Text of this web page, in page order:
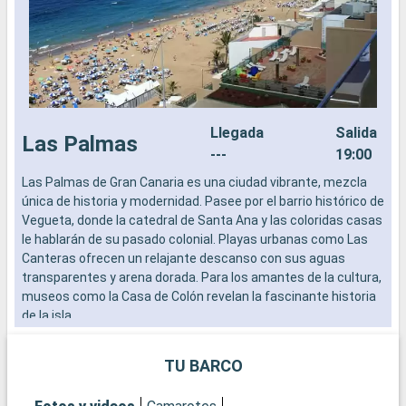
Las Palmas
Llegada
---
Salida
19:00
Las Palmas de Gran Canaria es una ciudad vibrante, mezcla
única de historia y modernidad. Pasee por el barrio histórico de
Vegueta, donde la catedral de Santa Ana y las coloridas casas
le hablarán de su pasado colonial. Playas urbanas como Las
Canteras ofrecen un relajante descanso con sus aguas
transparentes y arena dorada. Para los amantes de la cultura,
museos como la Casa de Colón revelan la fascinante historia
de la isla.
TU BARCO